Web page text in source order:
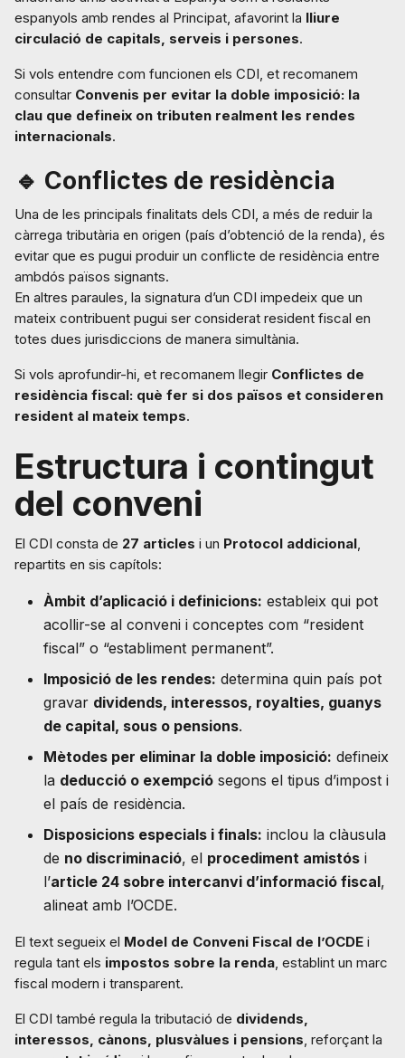
espanyols amb rendes al Principat, afavorint la lliure
circulació de capitals, serveis i persones.
Si vols entendre com funcionen els CDI, et recomanem
consultar Convenis per evitar la doble imposició: la
clau que defineix on tributen realment les rendes
internacionals.
🔹 Conflictes de residència
Una de les principals finalitats dels CDI, a més de reduir la
càrrega tributària en origen (país d’obtenció de la renda), és
evitar que es pugui produir un conflicte de residència entre
ambdós països signants.
En altres paraules, la signatura d’un CDI impedeix que un
mateix contribuent pugui ser considerat resident fiscal en
totes dues jurisdiccions de manera simultània.
Si vols aprofundir-hi, et recomanem llegir Conflictes de
residència fiscal: què fer si dos països et consideren
resident al mateix temps.
Estructura i contingut
del conveni
El CDI consta de 27 articles i un Protocol addicional,
repartits en sis capítols:
Àmbit d’aplicació i definicions: estableix qui pot
acollir-se al conveni i conceptes com “resident
fiscal” o “establiment permanent”.
Imposició de les rendes: determina quin país pot
gravar dividends, interessos, royalties, guanys
de capital, sous o pensions.
Mètodes per eliminar la doble imposició: defineix
la deducció o exempció segons el tipus d’impost i
el país de residència.
Disposicions especials i finals: inclou la clàusula
de no discriminació, el procediment amistós i
l’article 24 sobre intercanvi d’informació fiscal,
alineat amb l’OCDE.
El text segueix el Model de Conveni Fiscal de l’OCDE i
regula tant els impostos sobre la renda, establint un marc
fiscal modern i transparent.
El CDI també regula la tributació de dividends,
interessos, cànons, plusvàlues i pensions, reforçant la